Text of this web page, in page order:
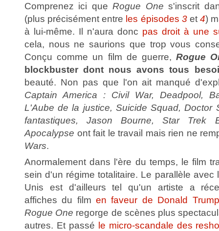
Comprenez ici queRogue One s'inscrit
(plus précisément entre les épisodes 3et4)
à lui-même. Il n'aura donc pas droit à une
cela, nous ne saurions que trop vous
Conçu comme un film de guerre,Rogue
blockbuster dont nous avons tous
beauté. Non pas que l'on ait manqué
Captain America : Civil War, Deadpool,
L'Aube de la justice, Suicide Squad, Doctor
fantastiques, Jason Bourne, Star Trek
Apocalypse ont fait le travail mais rien ne
Wars.
Anormalement dans l'ère du temps, le film
sein d'un régime totalitaire. Le parallèle avec
Unis est d'ailleurs tel qu'un artiste a
affiches du filmen faveur de Donald Trump
Rogue One regorge de scènes plus
autres. Et passé le micro-scandale des